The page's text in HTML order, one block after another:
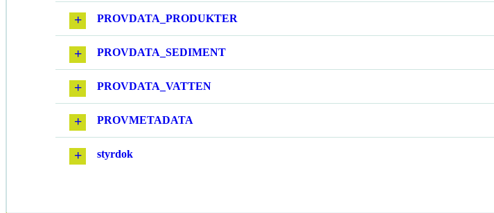
PROVDATA_PRODUKTER
PROVDATA_SEDIMENT
PROVDATA_VATTEN
PROVMETADATA
styrdok